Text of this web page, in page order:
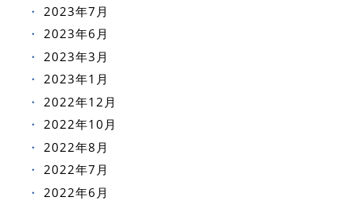
2023年7月
2023年6月
2023年3月
2023年1月
2022年12月
2022年10月
2022年8月
2022年7月
2022年6月